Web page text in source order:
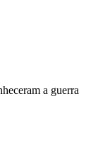
a guerra